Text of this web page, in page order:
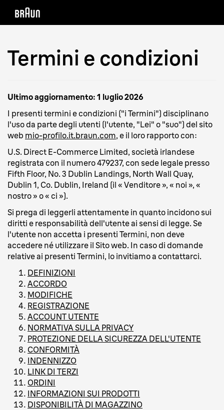
Termini e condizioni
Ultimo aggiornamento: 1 luglio 2026
I presenti termini e condizioni ("i Termini") disciplinano
l'uso da parte degli utenti (l'utente, "Lei" o "suo") del sito
web mio-profilo.it.braun.com, e il loro rapporto con:
U.S. Direct E-Commerce Limited, società irlandese
registrata con il numero 479237, con sede legale presso
Fifth Floor, No. 3 Dublin Landings, North Wall Quay,
Dublin 1, Co. Dublin, Ireland (il « Venditore », « noi », «
nostro » o « ci »).
Si prega di leggerli attentamente in quanto incidono sui
diritti e responsabilità dell'utente ai sensi di legge. Se
l'utente non accetta i presenti Termini, non deve
accedere né utilizzare il Sito web. In caso di domande
relative ai presenti Termini, lo invitiamo a contattarci.
DEFINIZIONI
ACCORDO
MODIFICHE
REGISTRAZIONE
ACCOUNT UTENTE
NORMATIVA SULLA PRIVACY
PROTEZIONE DELLA SICUREZZA DELL'UTENTE
CONFORMITÀ
INDENNIZZO
LINK DI TERZI
ORDINI
INFORMAZIONI SUI PRODOTTI
DISPONIBILITÀ DI MAGAZZINO